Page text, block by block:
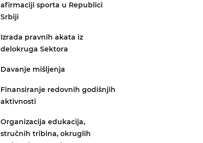
afirmaciji sporta u Republici
Srbiji
Izrada pravnih akata iz
delokruga Sektora
Davanje mišljenja
Finansiranje redovnih godišnjih
aktivnosti
Organizacija edukacija,
stručnih tribina, okruglih